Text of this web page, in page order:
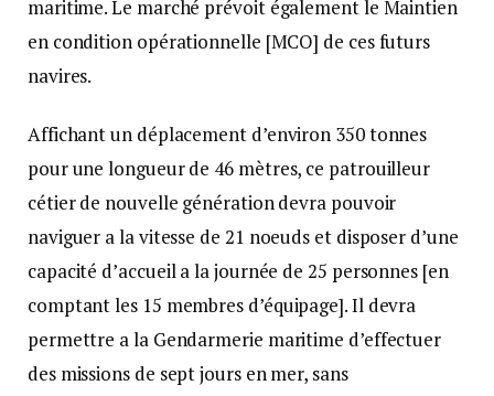
maritime. Le marché prévoit également le Maintien
en condition opérationnelle [MCO] de ces futurs
navires.
Affichant un déplacement d’environ 350 tonnes
pour une longueur de 46 mètres, ce patrouilleur
cétier de nouvelle génération devra pouvoir
naviguer а la vitesse de 21 noeuds et disposer d’une
capacité d’accueil а la journée de 25 personnes [en
comptant les 15 membres d’équipage]. Il devra
permettre а la Gendarmerie maritime d’effectuer
des missions de sept jours en mer, sans